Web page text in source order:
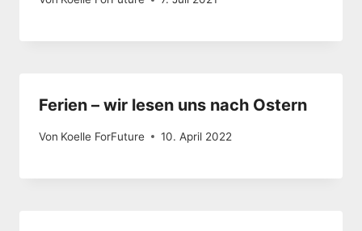
Ferien – wir lesen uns nach Ostern
Von Koelle ForFuture 10. April 2022